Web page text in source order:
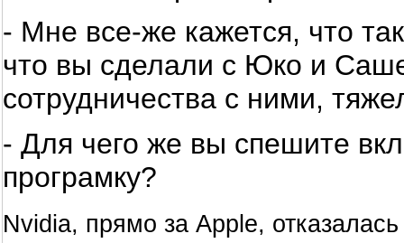
- Мне все-же кажется, что
что вы сделали с Юко и
сотрудничества с ними,
- Для чего же вы спешите
програмку?
Nvidia, прямо за Apple,